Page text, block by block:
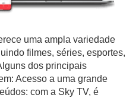
uma ampla variedade
filmes, séries, esportes,
dos principais
Acesso a uma grande
com a Sky TV, é